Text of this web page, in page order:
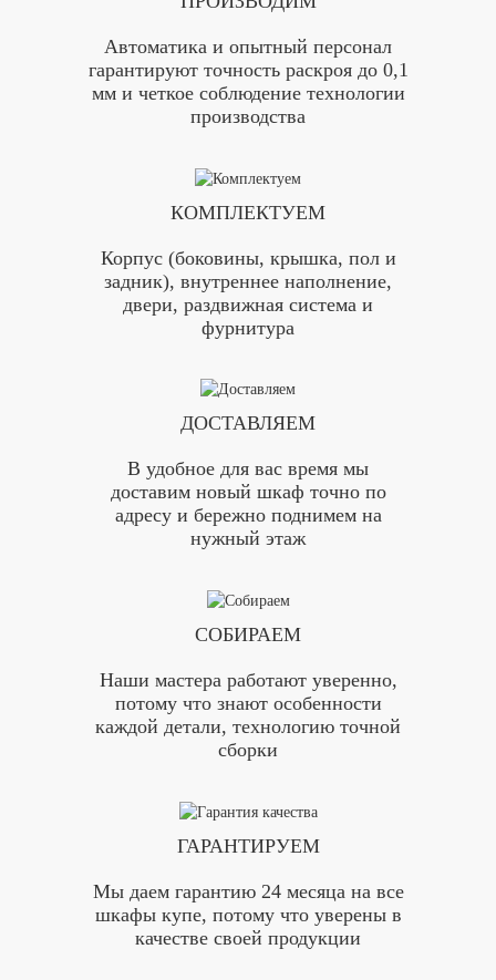
Автоматика и опытный персонал
гарантируют точность раскроя до 0,1
мм и четкое соблюдение технологии
производства
КОМПЛЕКТУЕМ
Корпус (боковины, крышка, пол и
задник), внутреннее наполнение,
двери, раздвижная система и
фурнитура
ДОСТАВЛЯЕМ
В удобное для вас время мы
доставим новый шкаф точно по
адресу и бережно поднимем на
нужный этаж
СОБИРАЕМ
Наши мастера работают уверенно,
потому что знают особенности
каждой детали, технологию точной
сборки
ГАРАНТИРУЕМ
Мы даем гарантию 24 месяца на все
шкафы купе, потому что уверены в
качестве своей продукции